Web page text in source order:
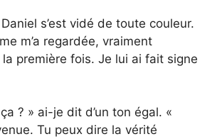
s’est vidé de toute couleur.
m’a regardée, vraiment
première fois. Je lui ai fait signe
ça ? » ai-je dit d’un ton égal. «
Tu peux dire la vérité